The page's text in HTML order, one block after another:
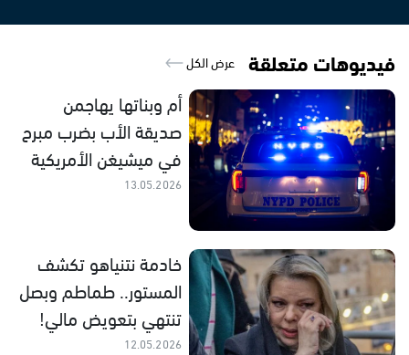
فيديوهات متعلقة عرض الكل
أم وبناتها يهاجمن
صديقة الأب بضرب مبرح
في ميشيغن الأمريكية
13.05.2026
خادمة نتنياهو تكشف
المستور.. طماطم وبصل
تنتهي بتعويض مالي!
12.05.2026